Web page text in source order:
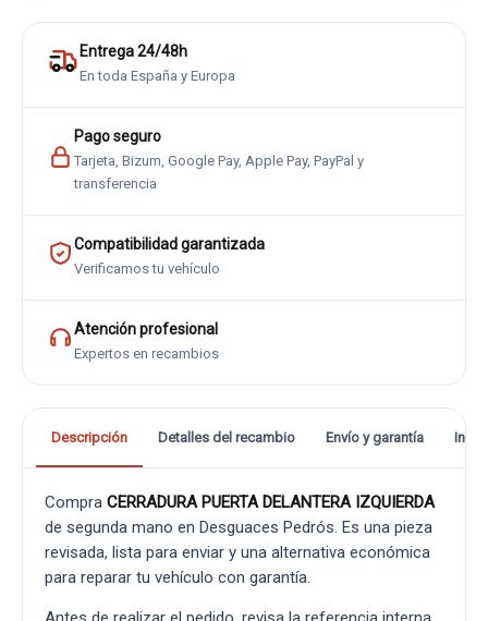
Entrega 24/48h
En toda España y Europa
Pago seguro
Tarjeta, Bizum, Google Pay, Apple Pay, PayPal y
transferencia
Compatibilidad garantizada
Verificamos tu vehículo
Atención profesional
Expertos en recambios
Descripción Detalles del recambio Envío y garantía
Compra CERRADURA PUERTA DELANTERA IZQUIERDA
de segunda mano en Desguaces Pedrós. Es una pieza
revisada, lista para enviar y una alternativa económica
para reparar tu vehículo con garantía.